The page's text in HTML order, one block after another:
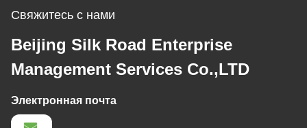
Свяжитесь с нами
Beijing Silk Road Enterprise
Management Services Co.,LTD
Электронная почта